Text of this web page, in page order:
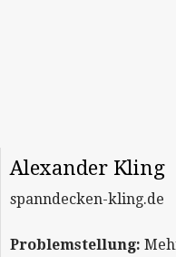
Alexander Kling
spanndecken-kling.de
Problemstellung: